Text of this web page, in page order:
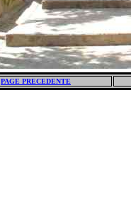
PAGE PRECEDENTE